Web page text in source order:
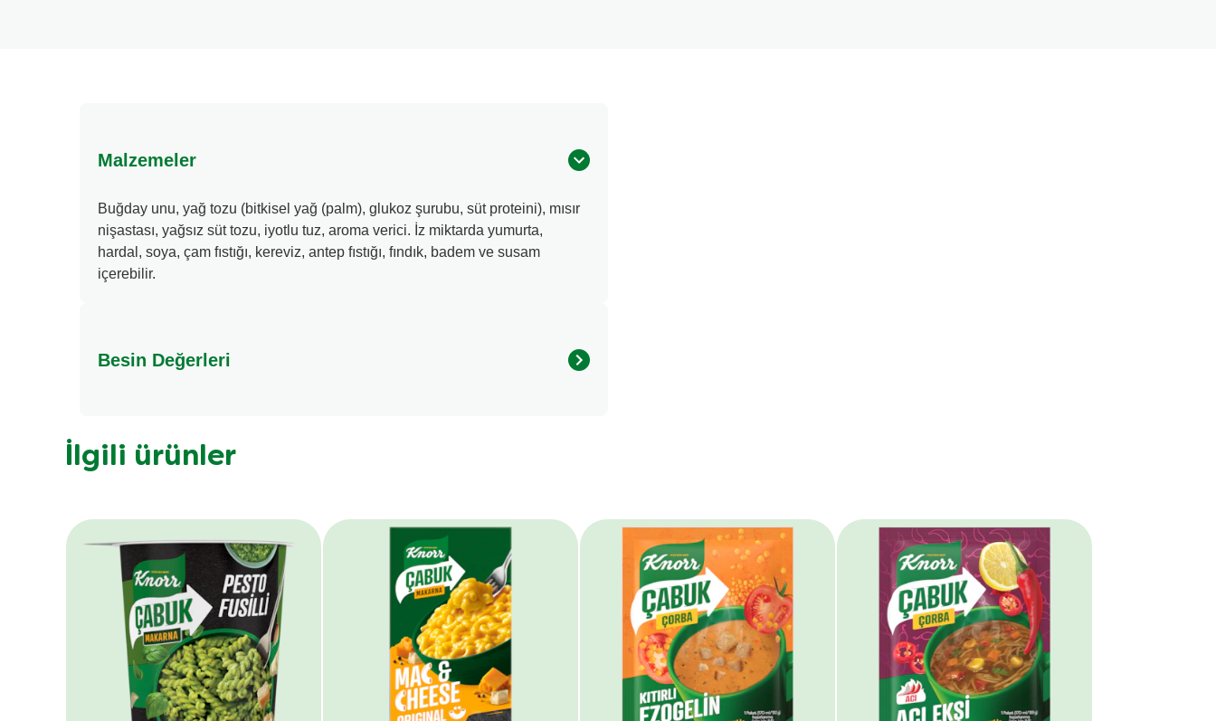
Malzemeler
Buğday unu, yağ tozu (bitkisel yağ (palm), glukoz şurubu, süt proteini), mısır
nişastası, yağsız süt tozu, iyotlu tuz, aroma verici. İz miktarda yumurta,
hardal, soya, çam fıstığı, kereviz, antep fıstığı, fındık, badem ve susam
içerebilir.
Besin Değerleri
İlgili ürünler